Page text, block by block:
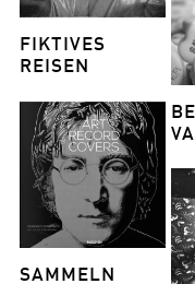
FIKTIVES
REISEN
SAMMELN